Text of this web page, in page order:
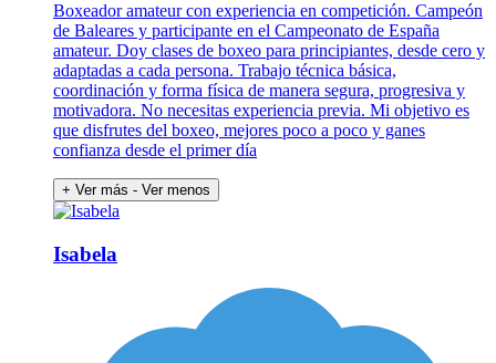
Boxeador amateur con experiencia en competición. Campeón
de Baleares y participante en el Campeonato de España
amateur. Doy clases de boxeo para principiantes, desde cero y
adaptadas a cada persona. Trabajo técnica básica,
coordinación y forma física de manera segura, progresiva y
motivadora. No necesitas experiencia previa. Mi objetivo es
que disfrutes del boxeo, mejores poco a poco y ganes
confianza desde el primer día
+ Ver más - Ver menos
Isabela